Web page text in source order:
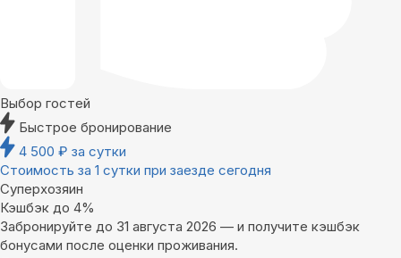
Выбор гостей
Быстрое бронирование
4 500 ₽ за сутки
Стоимость за 1 сутки при заезде сегодня
Суперхозяин
Кэшбэк до 4%
Забронируйте до 31 августа 2026 — и получите кэшбэк
бонусами после оценки проживания.